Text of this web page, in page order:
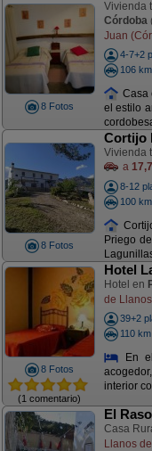
8 Fotos
Vivienda
Córdoba
Juan
4-7+2
106
Casa
el estilo
8 Fotos
Cortijo
Vivienda
a
8-12
100
Priego
8 Fotos
(1 comentario)
Hotel
Hotel en
de
39+2
110
En
interior
El Raso
Casa
Llanos